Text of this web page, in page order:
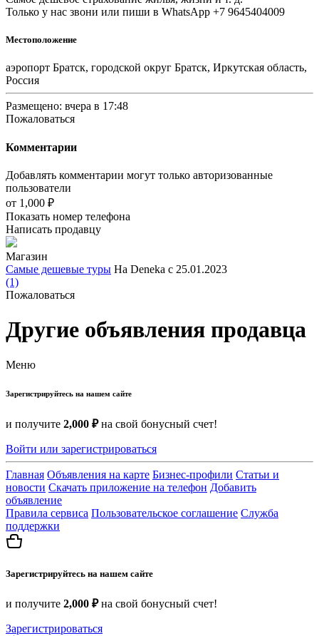
Только у нас звони или пиши в WhatsApp +7 9645404009
Местоположение
аэропорт Братск, городской округ Братск, Иркутская область,
Россия
Размещено: вчера в 17:48
Пожаловаться
Комментарии
Добавлять комментарии могут только авторизованные
пользователи
от 1,000 ₽
Показать номер телефона
Написать продавцу
Магазин
Самые дешевые туры На Deneka с 25.01.2023
(1)
Пожаловаться
Другие объявления продавца
Меню
Зарегистрируйтесь на нашем сайте
и получите 2,000 ₽на свой бонусный счет!
Войти или зарегистрироваться
Главная Объявления на карте Бизнес-профили Статьи и
новости Скачать приложение на телефон Добавить
объявление
Правила сервиса Пользовательское соглашение Служба
поддержки
Зарегистрируйтесь на нашем сайте
и получите 2,000 ₽на свой бонусный счет!
Зарегистрироваться